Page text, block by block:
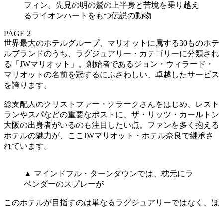
フィン。先見の明の鷲の上半身と苦境を乗り越え
るライオンハートをもつ伝説の動物
PAGE 2
世界最大のホテルグループ、マリオットに属する30ものホテ
ルブランドのうち、ラグジュアリー・カテゴリーに分類され
る「JWマリオット」。創始者であるジョン・ウィラード・
マリオットの名前を冠するにふさわしい、卓越したサービス
を誇ります。
総支配人のクリストファー・クラークさんをはじめ、レスト
ランやスパなどの重要なポストに、ザ・リッツ・カールトン
大阪の出身者がいるのも注目したい点。ファンを多く抱える
ホテルの魅力が、ここJWマリオット・ホテル奈良で継承さ
れています。
▲ マインドフル・ターンダウンでは、枕元にラ
ベンダーのスプレーが
このホテルが目指すのは単なるラグジュアリーではなく、ほ